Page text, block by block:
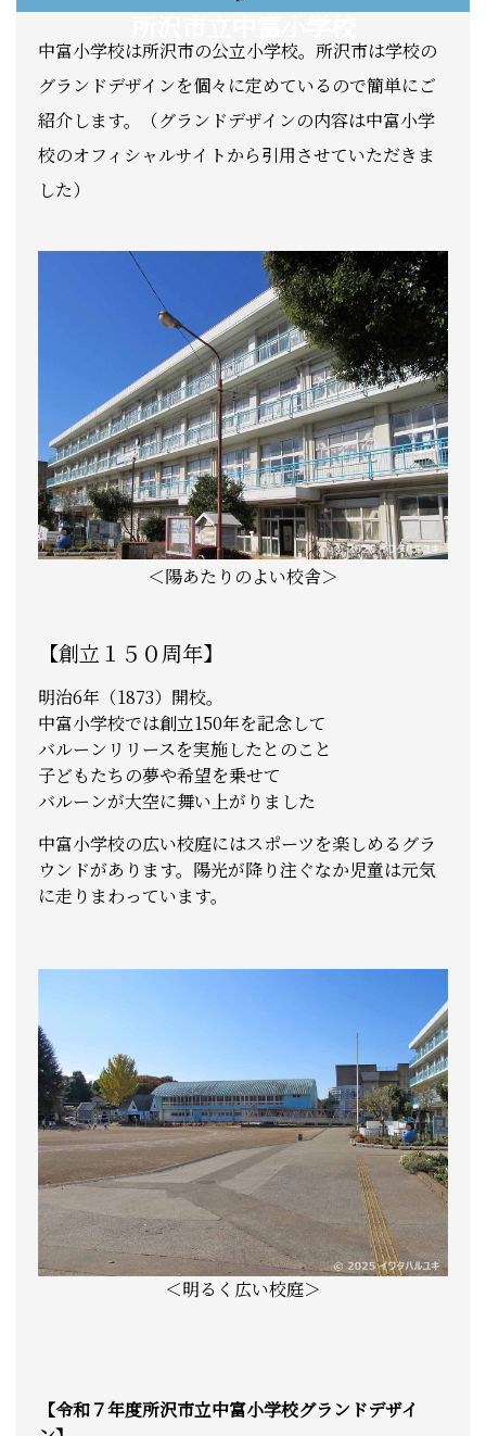
中富小学校は所沢市の公立小学校。所沢市は学校の
グランドデザインを個々に定めているので簡単にご
紹介します。（グランドデザインの内容は中富小学
校のオフィシャルサイトから引用させていただきま
した）
＜陽あたりのよい校舎＞
【創立１５０周年】
明治6年（1873）開校。
中富小学校では創立150年を記念して
バルーンリリースを実施したとのこと
子どもたちの夢や希望を乗せて
バルーンが大空に舞い上がりました
中富小学校の広い校庭にはスポーツを楽しめるグラ
ウンドがあります。陽光が降り注ぐなか児童は元気
に走りまわっています。
＜明るく広い校庭＞
【令和７年度所沢市立中富小学校グランドデザイ